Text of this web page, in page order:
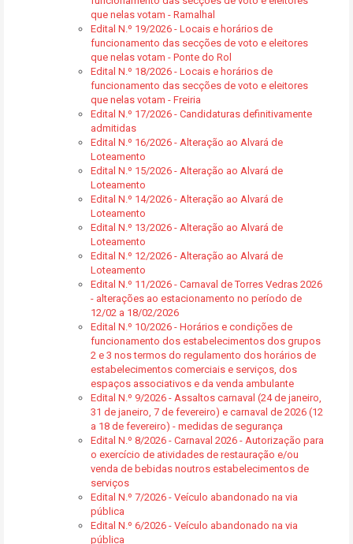
que nelas votam - Ramalhal
Edital N.º 19/2026 - Locais e horários de
funcionamento das secções de voto e eleitores
que nelas votam - Ponte do Rol
Edital N.º 18/2026 - Locais e horários de
funcionamento das secções de voto e eleitores
que nelas votam - Freiria
Edital N.º 17/2026 - Candidaturas definitivamente
admitidas
Edital N.º 16/2026 - Alteração ao Alvará de
Loteamento
Edital N.º 15/2026 - Alteração ao Alvará de
Loteamento
Edital N.º 14/2026 - Alteração ao Alvará de
Loteamento
Edital N.º 13/2026 - Alteração ao Alvará de
Loteamento
Edital N.º 12/2026 - Alteração ao Alvará de
Loteamento
Edital N.º 11/2026 - Carnaval de Torres Vedras 2026
- alterações ao estacionamento no período de
12/02 a 18/02/2026
Edital N.º 10/2026 - Horários e condições de
funcionamento dos estabelecimentos dos grupos
2 e 3 nos termos do regulamento dos horários de
estabelecimentos comerciais e serviços, dos
espaços associativos e da venda ambulante
Edital N.º 9/2026 - Assaltos carnaval (24 de janeiro,
31 de janeiro, 7 de fevereiro) e carnaval de 2026 (12
a 18 de fevereiro) - medidas de segurança
Edital N.º 8/2026 - Carnaval 2026 - Autorização para
o exercício de atividades de restauração e/ou
venda de bebidas noutros estabelecimentos de
serviços
Edital N.º 7/2026 - Veículo abandonado na via
pública
Edital N.º 6/2026 - Veículo abandonado na via
pública